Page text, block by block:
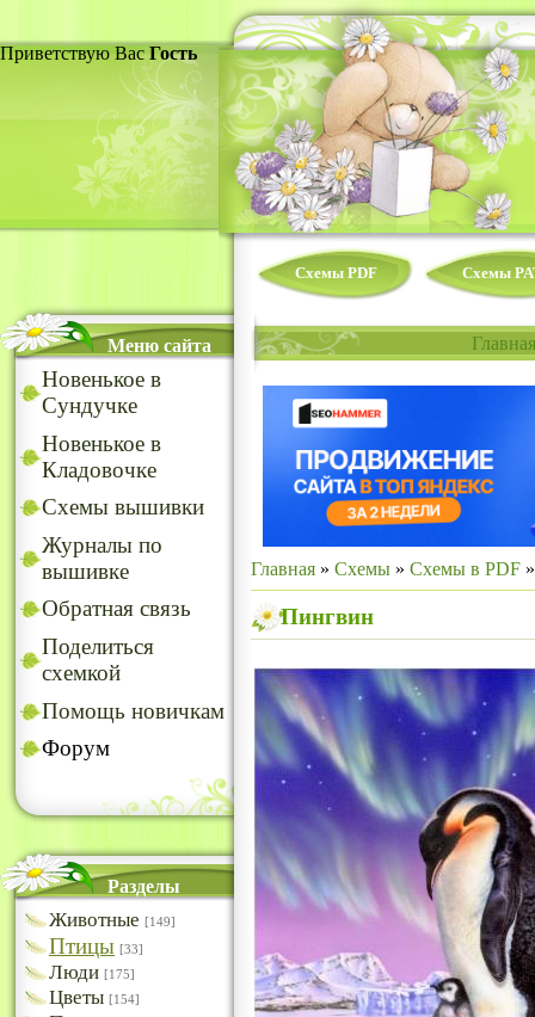
Приветствую Вас Гость
Схемы PDF Схемы
Меню сайта
Новенькое в
Сундучке
Новенькое в
Кладовочке
Схемы вышивки
Журналы по
вышивке
Обратная связь
Поделиться
схемкой
Помощь новичкам
Форум
Разделы
Животные [149]
Птицы [33]
Люди [175]
Цветы [154]
Главная
Главная » Схемы » Схемы в PDF
Пингвин